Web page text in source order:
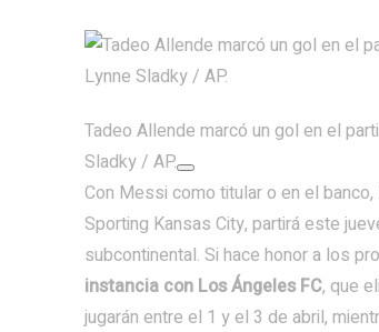
Tadeo Allende marcó un gol en el
Sladky / AP.
Con Messi como titular o en el
Sporting Kansas City, partirá este
subcontinental. Si hace honor a los
instancia con Los Ángeles FC, que
jugarán entre el 1 y el 3 de abril,